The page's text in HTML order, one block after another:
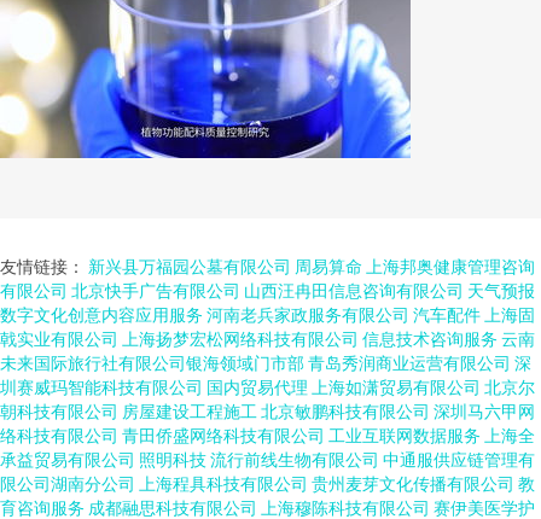
友情链接： 新兴县万福园公墓有限公司 周易算命 上海邦奥健康管理咨询
有限公司 北京快手广告有限公司 山西汪冉田信息咨询有限公司 天气预报
数字文化创意内容应用服务 河南老兵家政服务有限公司 汽车配件 上海固
戟实业有限公司
上海扬梦宏松网络科技有限公司 信息技术咨询服务 云南
未来国际旅行社有限公司银海领域门市部青岛秀润商业运营有限公司 深
圳赛威玛智能科技有限公司 国内贸易代理 上海如潇贸易有限公司 北京尔
朝科技有限公司 房屋建设工程施工 北京敏鹏科技有限公司 深圳马六甲网
络科技有限公司 青田侨盛网络科技有限公司 工业互联网数据服务 上海全
承益贸易有限公司 照明科技流行前线生物有限公司 中通服供应链管理有
限公司湖南分公司
上海程具科技有限公司 贵州麦芽文化传播有限公司 教
育咨询服务 成都融思科技有限公司 上海穆陈科技有限公司 赛伊美医学护